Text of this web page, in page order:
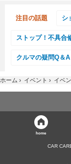
注目の話題 シ
ストップ！不具合
クルマの疑問Q＆A
ホーム › イベント › イベ
home
CAR